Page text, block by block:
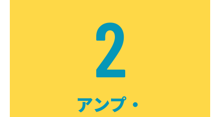
2
アンプ・